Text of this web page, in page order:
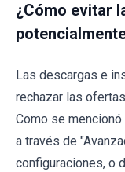
¿Cómo evitar
Las descargas e
rechazar las
Como se
a través de
configuraciones, o